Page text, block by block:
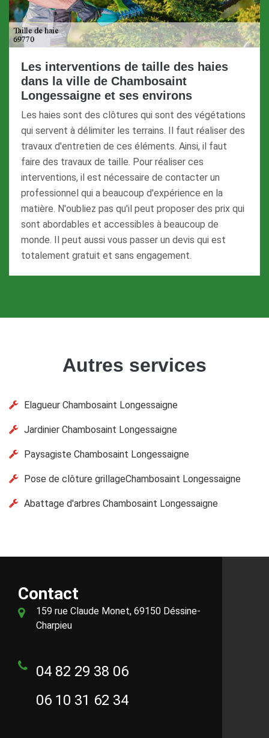
Les interventions de taille des haies
dans la ville de Chambosaint
Longessaigne et ses environs
Les haies sont des clôtures qui sont des végétations
qui servent à délimiter les terrains. Il faut réaliser des
travaux d'entretien de ces éléments. Ainsi, il faut
faire des travaux de taille. Pour réaliser ces
interventions, il est nécessaire de contacter un
professionnel qui a beaucoup d'expérience en la
matière. N'oubliez pas qu'il peut proposer des prix qui
sont abordables et accessibles à beaucoup de
monde. Il peut aussi vous passer un devis qui est
totalement gratuit et sans engagement.
Autres services
Elagueur Chambosaint Longessaigne
Jardinier Chambosaint Longessaigne
Paysagiste Chambosaint Longessaigne
Pose de clôture grillageChambosaint Longessaigne
Abattage d'arbres Chambosaint Longessaigne
Contact
159 rue Claude Monet, 69150 Déssine-
Charpieu
04 82 29 38 06
06 10 31 62 34